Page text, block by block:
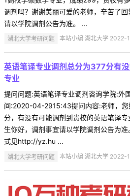
调剂吗？谢谢美丽可爱的老师，辛苦了
请以学院调剂公告为准。 ...
湖北大学考研问题 本站小编 湖北大学 2022-
英语笔译专业调剂总分为377分有
专业
提问问题:英语笔译专业调剂咨询学院:外
间:2020-04-2915:43提问内容:老师，
分，有没有可能调剂到贵校的英语笔译
生你好，调剂事宜请以学院调剂公告为
式见http://yz.hu ...
湖北大学考研问题 本站小编 湖北大学 2022-